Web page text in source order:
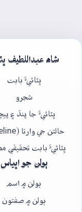
شاھ عبداللطيف
ڀٽائيءَ بابت
شجرو
ڀٽائيءَ جا پنڌ ۽
حالتن جي وارتا (timeline)
ڀٽائيءَ بابت تحقيقي
ٻولن جو اڀياس
ٻولن ۾ اسم
ٻولن ۾ صفتون